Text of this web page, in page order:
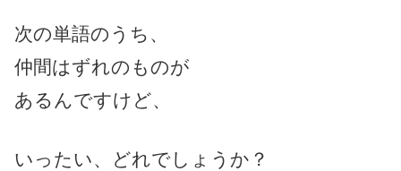
次の単語のうち、
仲間はずれのものが
あるんですけど、
いったい、どれでしょうか？